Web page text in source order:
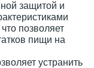
защитой и
позволяет
пищи на
устранить